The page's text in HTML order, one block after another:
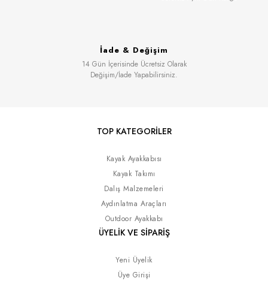
İade & Değişim
14 Gün İçerisinde Ücretsiz Olarak
Değişim/İade Yapabilirsiniz.
TOP KATEGORİLER
Kayak Ayakkabısı
Kayak Takımı
Dalış Malzemeleri
Aydınlatma Araçları
Outdoor Ayakkabı
ÜYELİK VE SİPARİŞ
Yeni Üyelik
Üye Girişi